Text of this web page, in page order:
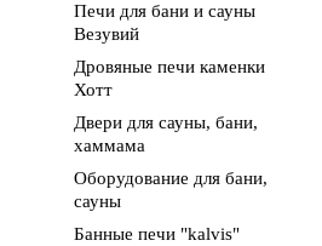
Печи для бани и сауны
Везувий
Дровяные печи каменки
Хотт
Двери для сауны, бани,
хаммама
Оборудование для бани,
сауны
Банные печи "kalvis"